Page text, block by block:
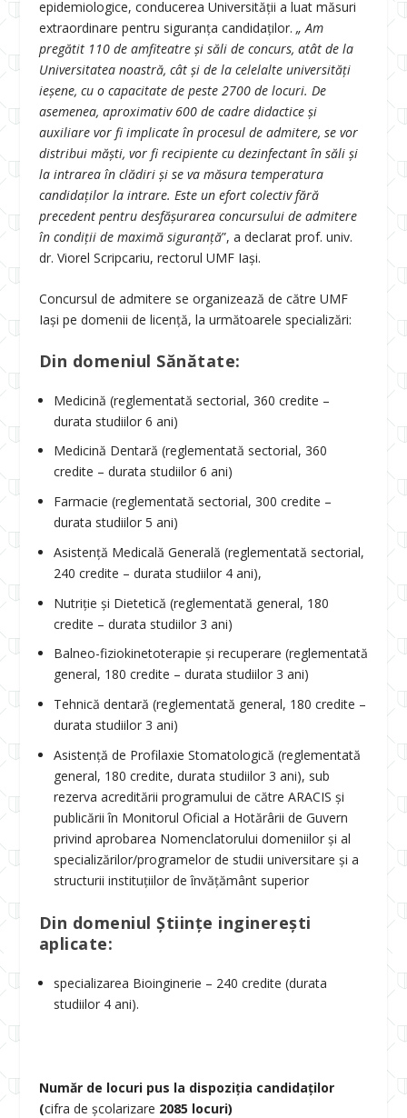
epidemiologice, conducerea Universității a luat măsuri
extraordinare pentru siguranța candidaților. „ Am
pregătit 110 de amfiteatre și săli de concurs, atât de la
Universitatea noastră, cât și de la celelalte universități
ieșene, cu o capacitate de peste 2700 de locuri. De
asemenea, aproximativ 600 de cadre didactice și
auxiliare vor fi implicate în procesul de admitere, se vor
distribui măști, vor fi recipiente cu dezinfectant în săli și
la intrarea în clădiri și se va măsura temperatura
candidaților la intrare. Este un efort colectiv fără
precedent pentru desfășurarea concursului de admitere
în condiții de maximă siguranță”, a declarat prof. univ.
dr. Viorel Scripcariu, rectorul UMF Iași.
Concursul de admitere se organizează de către UMF
Iași pe domenii de licență, la următoarele specializări:
Din domeniul Sănătate:
Medicină (reglementată sectorial, 360 credite –
durata studiilor 6 ani)
Medicină Dentară (reglementată sectorial, 360
credite – durata studiilor 6 ani)
Farmacie (reglementată sectorial, 300 credite –
durata studiilor 5 ani)
Asistență Medicală Generală (reglementată sectorial,
240 credite – durata studiilor 4 ani),
Nutriție și Dietetică (reglementată general, 180
credite – durata studiilor 3 ani)
Balneo-fiziokinetoterapie și recuperare (reglementată
general, 180 credite – durata studiilor 3 ani)
Tehnică dentară (reglementată general, 180 credite –
durata studiilor 3 ani)
Asistență de Profilaxie Stomatologică (reglementată
general, 180 credite, durata studiilor 3 ani), sub
rezerva acreditării programului de către ARACIS și
publicării în Monitorul Oficial a Hotărârii de Guvern
privind aprobarea Nomenclatorului domeniilor şi al
specializărilor/programelor de studii universitare şi a
structurii instituţiilor de învăţământ superior
Din domeniul Științe inginerești
aplicate:
specializarea Bioinginerie – 240 credite (durata
studiilor 4 ani).
Număr de locuri pus la dispoziția candidaților
(cifra de școlarizare 2085 locuri)